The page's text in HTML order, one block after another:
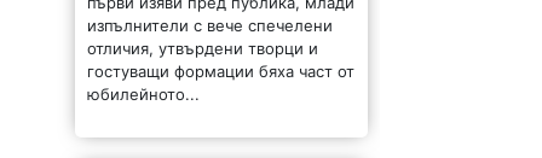
изпълнители с вече спечелени
отличия, утвърдени творци и
гостуващи формации бяха част от
юбилейното...